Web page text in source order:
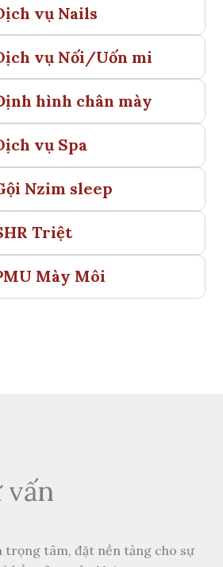
vụ Nails
vụ Nối/Uốn mi
hình chân mày
vụ Spa
Nzim sleep
Triệt
Mày Môi
vấn
trọng tâm, đặt nền tảng cho sự